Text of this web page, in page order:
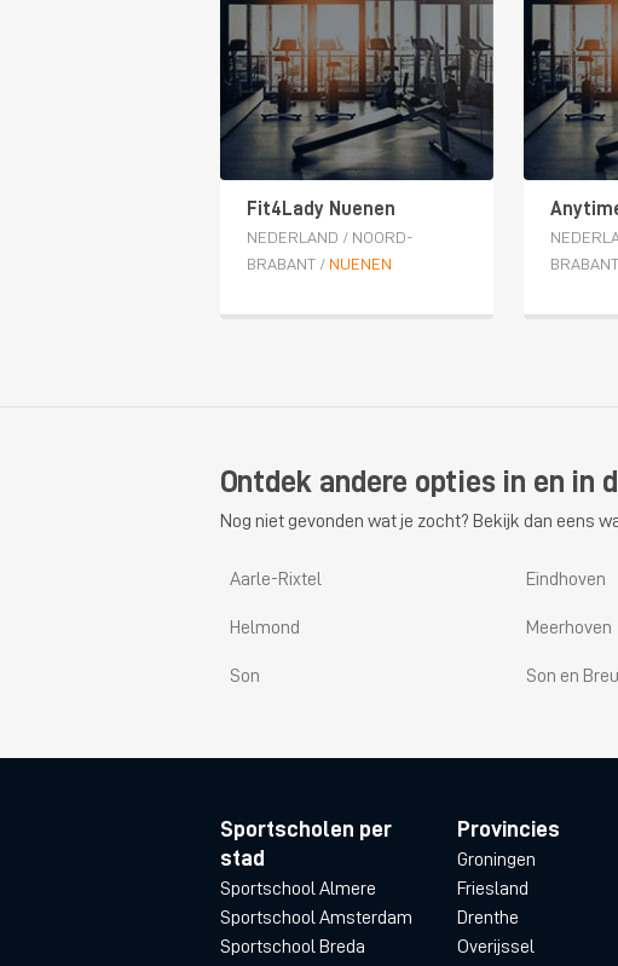
Fit4Lady Nuenen
NEDERLAND / NOORD-
BRABANT/ NUENEN
BRABANT
Ontdek andere opties in en in
Nog niet gevonden wat je zocht? Bekijk dan eens
Aarle-Rixtel Eindhoven
Helmond Meerhoven
Son Son en
Sportscholen per
stad
Sportschool Almere
Sportschool Amsterdam
Sportschool Breda
Provincies
Groningen
Friesland
Drenthe
Overijssel